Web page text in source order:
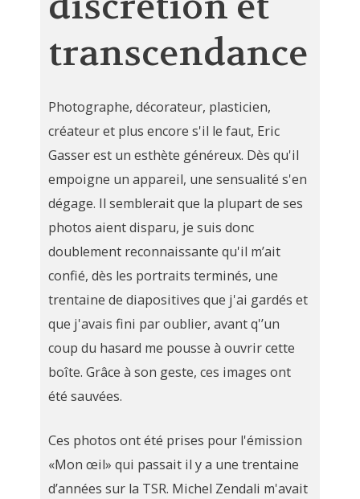
transcendance
Photographe, décorateur, plasticien,
créateur et plus encore s'il le faut, Eric
Gasser est un esthète généreux. Dès qu'il
empoigne un appareil, une sensualité s'en
dégage. Il semblerait que la plupart de ses
photos aient disparu, je suis donc
doublement reconnaissante qu'il m’ait
confié, dès les portraits terminés, une
trentaine de diapositives que j'ai gardés et
que j'avais fini par oublier, avant q'’un
coup du hasard me pousse à ouvrir cette
boîte. Grâce à son geste, ces images ont
été sauvées.
Ces photos ont été prises pour l'émission
«Mon œil» qui passait il y a une trentaine
d’années sur la TSR. Michel Zendali m'avait